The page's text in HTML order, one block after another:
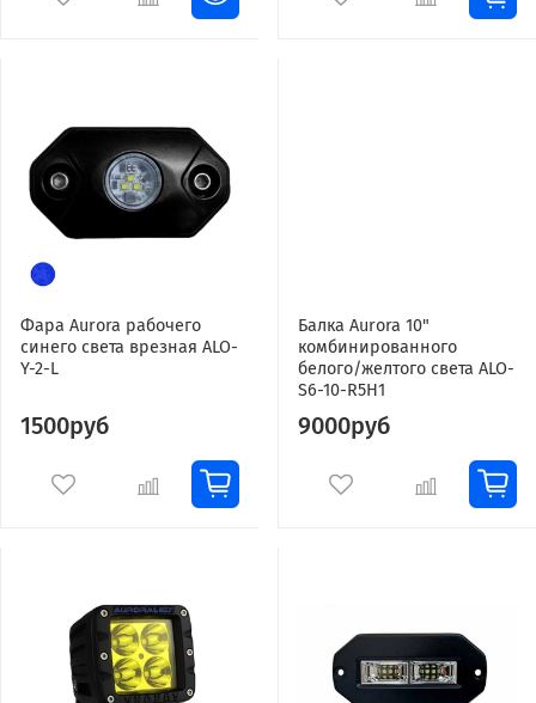
Фара Aurora рабочего
синего света врезная ALO-
Y-2-L
1500руб
Балка Aurora 10"
комбинированного
белого/желтого света ALO-
S6-10-R5H1
9000руб